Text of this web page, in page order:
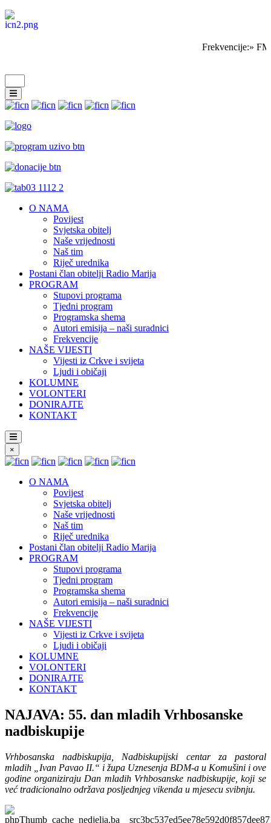
Frekvencije:»
O NAMA
Povijest
Svjetska obitelj
Naše vrijednosti
Naš tim
Riječ urednika
Postani član obitelji Radio Marija
PROGRAM
Stupovi programa
Tjedni program
Programska shema
Autori emisija – naši suradnici
Frekvencije
NAŠE VIJESTI
Vijesti iz Crkve i svijeta
Ljudi i običaji
KOLUMNE
VOLONTERI
DONIRAJTE
KONTAKT
×
O NAMA
Povijest
Svjetska obitelj
Naše vrijednosti
Naš tim
Riječ urednika
Postani član obitelji Radio Marija
PROGRAM
Stupovi programa
Tjedni program
Programska shema
Autori emisija – naši suradnici
Frekvencije
NAŠE VIJESTI
Vijesti iz Crkve i svijeta
Ljudi i običaji
KOLUMNE
VOLONTERI
DONIRAJTE
KONTAKT
NAJAVA: 55. dan mladih Vrhbosanske
nadbiskupije
Vrhbosanska nadbiskupija, Nadbiskupijski centar za pastoral
mladih „Ivan Pavao II.“ i župa Uznesenja BDM-a u Komušini i ove
godine organiziraju Dan mladih Vrhbosanske nadbiskupije, koji se
već tradicionalno održava posljednjeg vikenda u mjesecu svibnju.